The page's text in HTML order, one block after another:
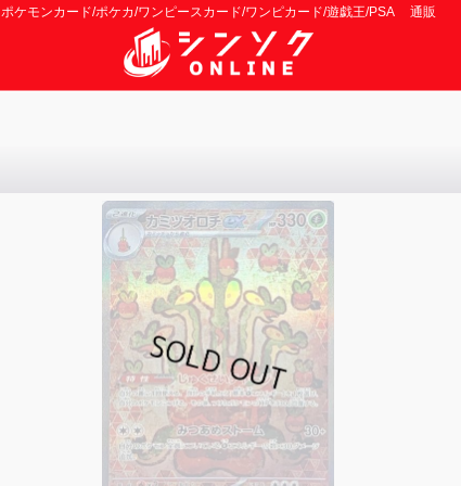
ポケモンカード/ポケカ/ワンピースカード/ワンピカード/遊戯王/PSA 通販